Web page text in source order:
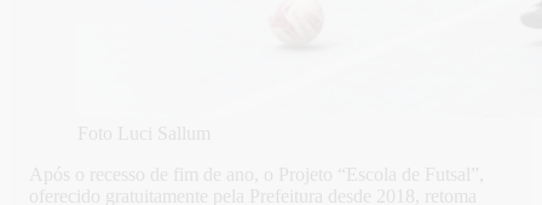
Foto Luci Sallum
Após o recesso de fim de ano, o Projeto “Escola de Futsal”,
oferecido gratuitamente pela Prefeitura desde 2018, retoma